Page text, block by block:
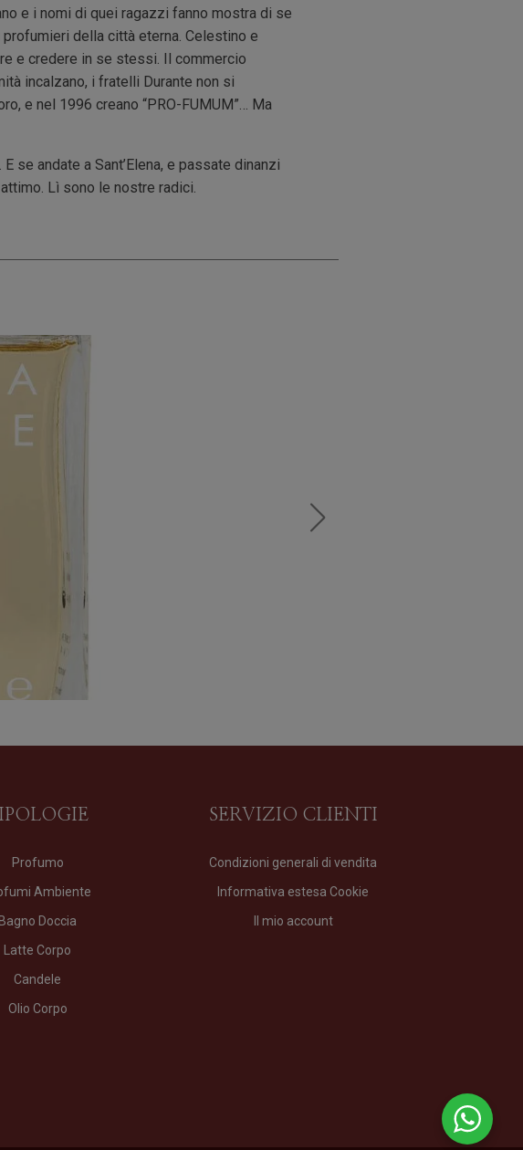
e i nomi di quei ragazzi fanno mostra di se
della città eterna. Celestino e
e credere in se stessi. Il commercio
incalzano, i fratelli Durante non si
e nel 1996 creano “PRO-FUMUM”… Ma
se andate a Sant’Elena, e passate dinanzi
Lì sono le nostre radici.
Profumo
Ambiente
Bagno Doccia
Latte Corpo
Candele
Olio Corpo
SERVIZIO CLIENTI
Condizioni generali di vendita
Informativa estesa Cookie
Il mio account